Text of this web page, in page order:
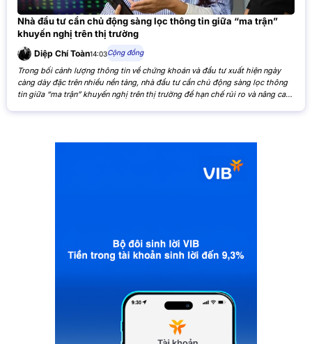
Nhà đầu tư cần chủ động sàng lọc thông tin giữa “ma trận”
khuyến nghị trên thị trường
Diệp Chí Toàn14:03Cộng đồng
Trong bối cảnh lượng thông tin về chứng khoán và đầu tư xuất hiện ngày
càng dày đặc trên nhiều nền tảng, nhà đầu tư cần chủ động sàng lọc thông
tin giữa “ma trận” khuyến nghị trên thị trường để hạn chế rủi ro và nâng cao